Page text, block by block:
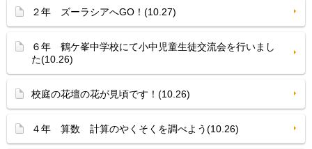
２年 ズーラシアへGO！(10.27)
６年 鶴ケ峯中学校にて小中児童生徒交流会を行いまし
た(10.26)
校庭の花壇の花が見頃です！(10.26)
４年 算数 計算のやくそくを調べよう(10.26)